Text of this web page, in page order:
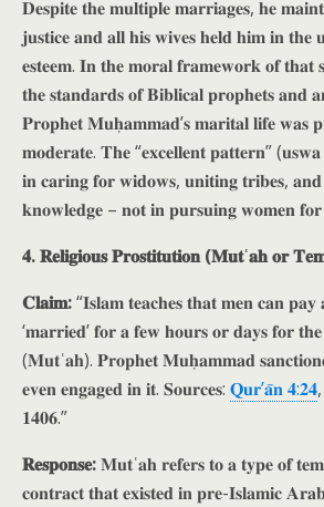
𝐃𝐞𝐬𝐩𝐢𝐭𝐞 𝐭𝐡𝐞 𝐦𝐮𝐥𝐭𝐢𝐩𝐥𝐞 𝐦𝐚𝐫𝐫𝐢𝐚𝐠𝐞𝐬, 𝐡𝐞
𝐣𝐮𝐬𝐭𝐢𝐜𝐞 𝐚𝐧𝐝 𝐚𝐥𝐥 𝐡𝐢𝐬 𝐰𝐢𝐯𝐞𝐬 𝐡𝐞𝐥𝐝 𝐡𝐢𝐦 𝐢𝐧
𝐞𝐬𝐭𝐞𝐞𝐦. 𝐈𝐧 𝐭𝐡𝐞 𝐦𝐨𝐫𝐚𝐥 𝐟𝐫𝐚𝐦𝐞𝐰𝐨𝐫𝐤 𝐨𝐟 𝐭𝐡𝐚𝐭
𝐭𝐡𝐞 𝐬𝐭𝐚𝐧𝐝𝐚𝐫𝐝𝐬 𝐨𝐟 𝐁𝐢𝐛𝐥𝐢𝐜𝐚𝐥 𝐩𝐫𝐨𝐩𝐡𝐞𝐭𝐬 𝐚𝐧𝐝
𝐏𝐫𝐨𝐩𝐡𝐞𝐭 𝐌𝐮𝐡̣𝐚𝐦𝐦𝐚𝐝’𝐬 𝐦𝐚𝐫𝐢𝐭𝐚𝐥 𝐥𝐢𝐟𝐞 𝐰𝐚𝐬
𝐦𝐨𝐝𝐞𝐫𝐚𝐭𝐞. 𝐓𝐡𝐞 “𝐞𝐱𝐜𝐞𝐥𝐥𝐞𝐧𝐭 𝐩𝐚𝐭𝐭𝐞𝐫𝐧”
𝐢𝐧 𝐜𝐚𝐫𝐢𝐧𝐠 𝐟𝐨𝐫 𝐰𝐢𝐝𝐨𝐰𝐬, 𝐮𝐧𝐢𝐭𝐢𝐧𝐠 𝐭𝐫𝐢𝐛𝐞𝐬,
𝐤𝐧𝐨𝐰𝐥𝐞𝐝𝐠𝐞 – 𝐧𝐨𝐭 𝐢𝐧 𝐩𝐮𝐫𝐬𝐮𝐢𝐧𝐠 𝐰𝐨𝐦𝐞𝐧 𝐟𝐨𝐫
𝟒. 𝐑𝐞𝐥𝐢𝐠𝐢𝐨𝐮𝐬 𝐏𝐫𝐨𝐬𝐭𝐢𝐭𝐮𝐭𝐢𝐨𝐧 (𝐌𝐮𝐭ʿ𝐚𝐡 𝐨𝐫
𝐂𝐥𝐚𝐢𝐦:“𝐈𝐬𝐥𝐚𝐦 𝐭𝐞𝐚𝐜𝐡𝐞𝐬 𝐭𝐡𝐚𝐭 𝐦𝐞𝐧 𝐜𝐚𝐧
‘𝐦𝐚𝐫𝐫𝐢𝐞𝐝’ 𝐟𝐨𝐫 𝐚 𝐟𝐞𝐰 𝐡𝐨𝐮𝐫𝐬 𝐨𝐫 𝐝𝐚𝐲𝐬 𝐟𝐨𝐫
(𝐌𝐮𝐭ʿ𝐚𝐡). 𝐏𝐫𝐨𝐩𝐡𝐞𝐭 𝐌𝐮𝐡̣𝐚𝐦𝐦𝐚𝐝
𝐞𝐯𝐞𝐧 𝐞𝐧𝐠𝐚𝐠𝐞𝐝 𝐢𝐧 𝐢𝐭. 𝐒𝐨𝐮𝐫𝐜𝐞𝐬: 𝐐𝐮𝐫’𝐚̄𝐧 𝟒:𝟐𝟒
𝟏𝟒𝟎𝟔.”
𝐑𝐞𝐬𝐩𝐨𝐧𝐬𝐞:𝐌𝐮𝐭ʿ𝐚𝐡 𝐫𝐞𝐟𝐞𝐫𝐬 𝐭𝐨 𝐚 𝐭𝐲𝐩𝐞 𝐨𝐟
𝐜𝐨𝐧𝐭𝐫𝐚𝐜𝐭 𝐭𝐡𝐚𝐭 𝐞𝐱𝐢𝐬𝐭𝐞𝐝 𝐢𝐧 𝐩𝐫𝐞-𝐈𝐬𝐥𝐚𝐦𝐢𝐜